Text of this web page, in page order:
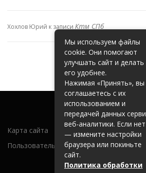
Хохлов Юрий к записи Ктм СПб
Карта сайта
Пользовательское соглашение
Мы используем файлы
cookie. Они помогают
улучшать сайт и делать
его удобнее.
Нажимая «Принять», вы
соглашаетесь с их
использованием и
передачей данных
веб-аналитики. Если нет
— измените настройки
браузера или покиньте
сайт.
Политика обработки